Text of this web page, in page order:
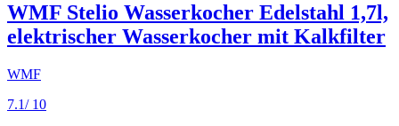
WMF Stelio Wasserkocher Edelstahl 1,7l,
elektrischer Wasserkocher mit Kalkfilter
WMF
7.1/ 10